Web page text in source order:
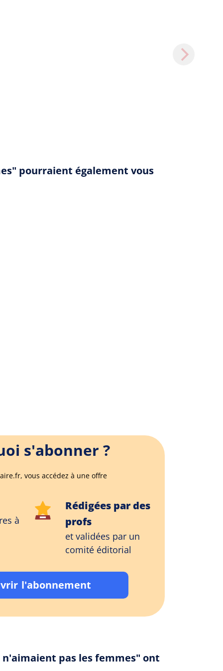
pourraient également vous
s'abonner ?
vous accédez à une offre
à
Rédigées par des
profs
et validées par un
comité éditorial
l'abonnement
pas les femmes" ont